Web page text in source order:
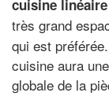
cuisine linéaire
très grand
qui est
cuisine aura
globale de la